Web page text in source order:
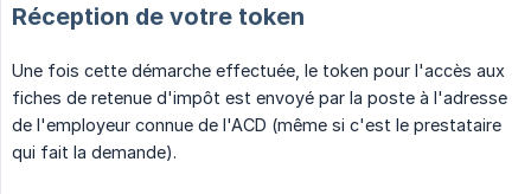
Réception de votre token
Une fois cette démarche effectuée, le token pour l'accès aux
fiches de retenue d'impôt est envoyé par la poste à l'adresse
de l'employeur connue de l'ACD (même si c'est le prestataire
qui fait la demande).